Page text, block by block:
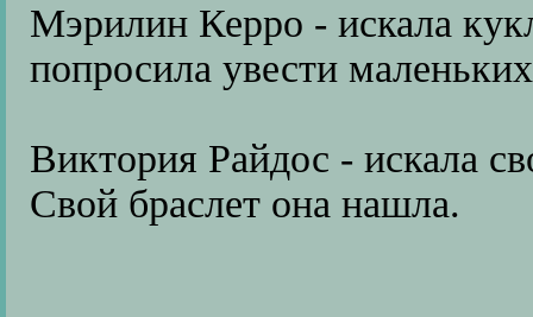
Мэрилин Керро - искала
попросила увести
Виктория Райдос - искала
Свой браслет она нашла.